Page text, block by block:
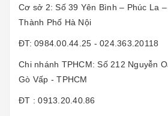
Cơ sở 2: Số 39 Yên Bình – Phúc La
Thành Phố Hà Nội
ĐT: 0984.00.44.25 - 024.363.20118
Chi nhánh TPHCM: Số 212 Nguyễn
Gò Vấp - TPHCM
ĐT : 0913.20.40.86